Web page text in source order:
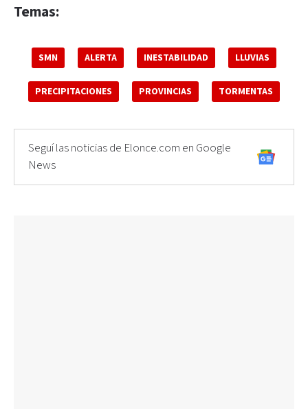
Temas:
SMN ALERTA INESTABILIDAD LLUVIAS
PRECIPITACIONES PROVINCIAS TORMENTAS
Seguí las noticias de Elonce.com en Google
News